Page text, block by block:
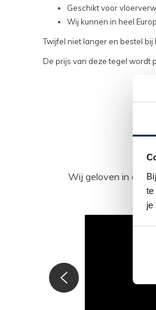
te
je
Geschikt voor
Wij kunnen in heel
Twijfel niet langer en bestel bij
De prijs van deze tegel wordt
Wij geloven in de